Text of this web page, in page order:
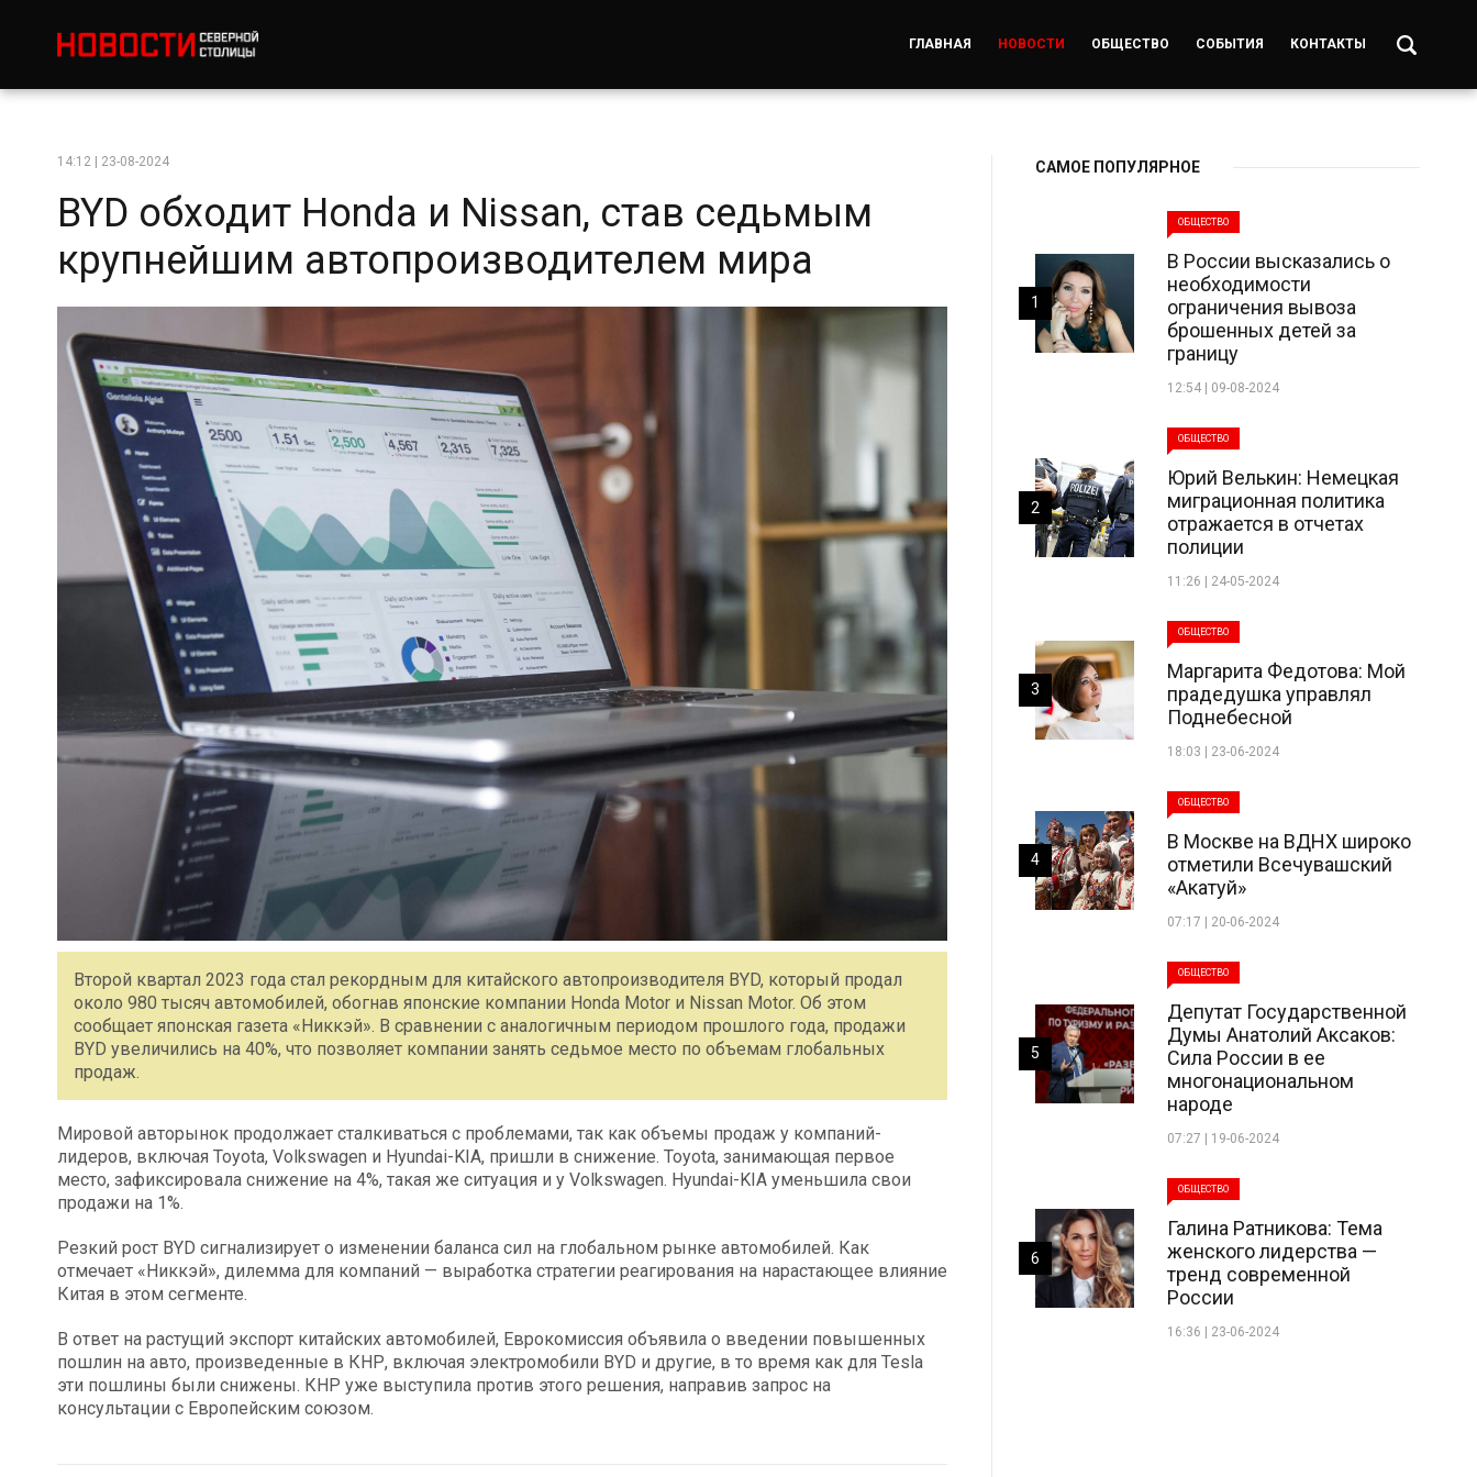
ГЛАВНАЯ НОВОСТИ ОБЩЕСТВО СОБЫТИЯ КОНТАКТЫ
14:12 | 23-08-2024
BYD обходит Honda и Nissan, став седьмым
крупнейшим автопроизводителем мира
Второй квартал 2023 года стал рекордным для китайского автопроизводителя BYD, который продал
около 980 тысяч автомобилей, обогнав японские компании Honda Motor и Nissan Motor. Об этом
сообщает японская газета «Никкэй». В сравнении с аналогичным периодом прошлого года, продажи
BYD увеличились на 40%, что позволяет компании занять седьмое место по объемам глобальных
продаж.
Мировой авторынок продолжает сталкиваться с проблемами, так как объемы продаж у компаний-
лидеров, включая Toyota, Volkswagen и Hyundai-KIA, пришли в снижение. Toyota, занимающая первое
место, зафиксировала снижение на 4%, такая же ситуация и у Volkswagen. Hyundai-KIA уменьшила свои
продажи на 1%.
Резкий рост BYD сигнализирует о изменении баланса сил на глобальном рынке автомобилей. Как
отмечает «Никкэй», дилемма для компаний — выработка стратегии реагирования на нарастающее влияние
Китая в этом сегменте.
В ответ на растущий экспорт китайских автомобилей, Еврокомиссия объявила о введении повышенных
пошлин на авто, произведенные в КНР, включая электромобили BYD и другие, в то время как для Tesla
эти пошлины были снижены. КНР уже выступила против этого решения, направив запрос на
консультации с Европейским союзом.
САМОЕ ПОПУЛЯРНОЕ
ОБЩЕСТВО
В России высказались о
необходимости
ограничения вывоза
брошенных детей за
границу
12:54 | 09-08-2024
1
ОБЩЕСТВО
Юрий Велькин: Немецкая
миграционная политика
отражается в отчетах
полиции
11:26 | 24-05-2024
2
ОБЩЕСТВО
Маргарита Федотова: Мой
прадедушка управлял
Поднебесной
18:03 | 23-06-2024
3
ОБЩЕСТВО
В Москве на ВДНХ широко
отметили Всечувашский
«Акатуй»
07:17 | 20-06-2024
4
ОБЩЕСТВО
Депутат Государственной
Думы Анатолий Аксаков:
Сила России в ее
многонациональном
народе
07:27 | 19-06-2024
5
ОБЩЕСТВО
Галина Ратникова: Тема
женского лидерства —
тренд современной
России
16:36 | 23-06-2024
6